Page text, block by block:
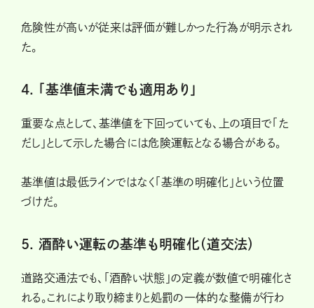
危険性が高いが従来は評価が難しかった行為が明示され
た。
4. 「基準値未満でも適用あり」
重要な点として、基準値を下回っていても、上の項目で「た
だし」として示した場合には危険運転となる場合がある。
基準値は最低ラインではなく「基準の明確化」という位置
づけだ。
5. 酒酔い運転の基準も明確化（道交法）
道路交通法でも、「酒酔い状態」の定義が数値で明確化さ
れる。これにより取り締まりと処罰の一体的な整備が行わ